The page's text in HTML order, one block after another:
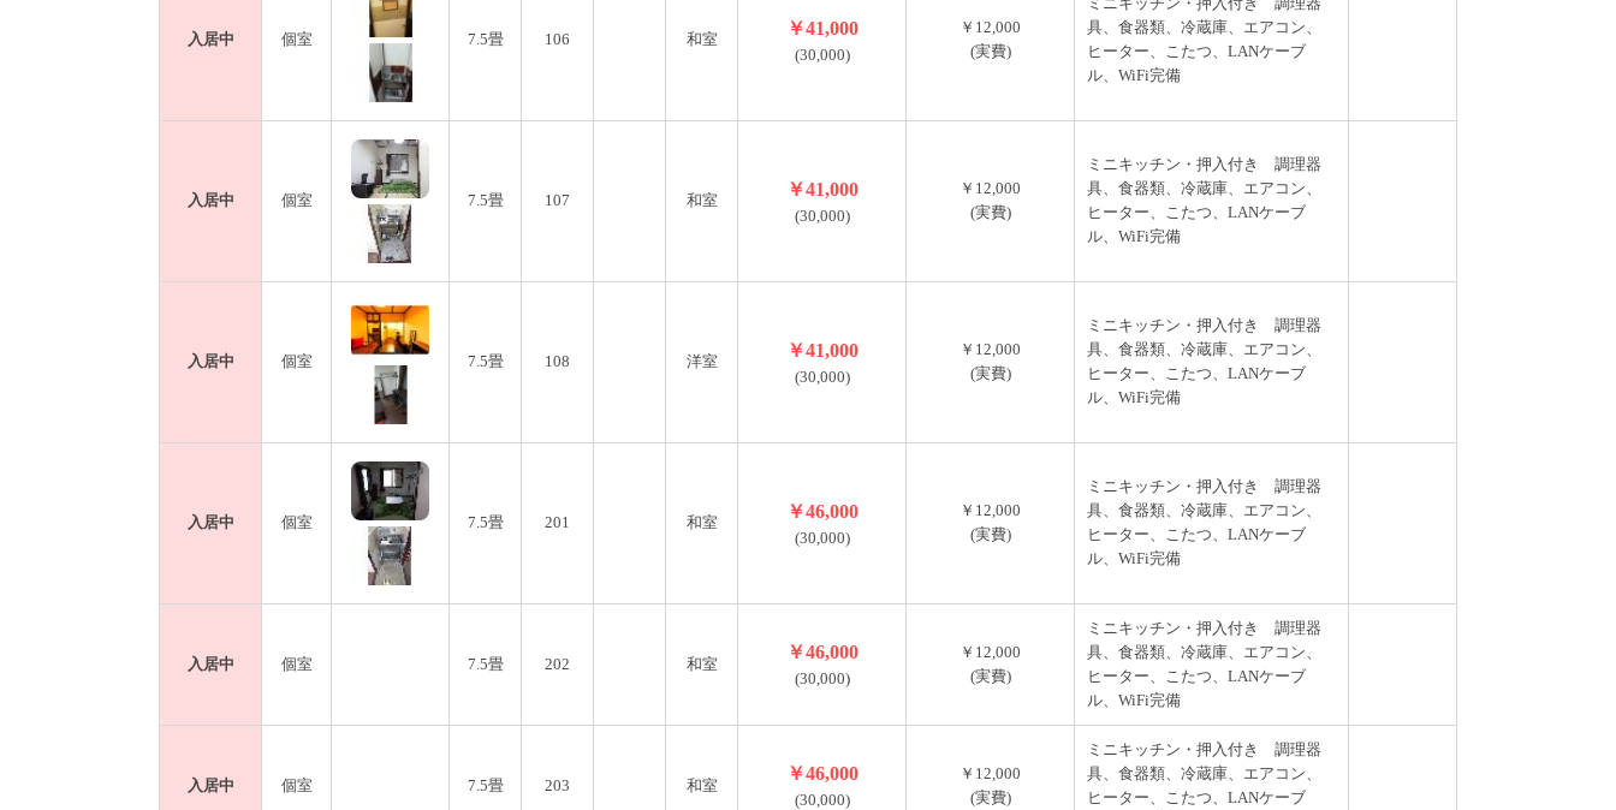
入居中 個室 7.5畳 106 和室
￥41,000
(30,000)
￥12,000
(実費)
具、食器類、冷蔵庫、エアコン、
ヒーター、こたつ、LANケーブ
ル、WiFi完備
入居中 個室 7.5畳 107 和室
￥41,000
(30,000)
￥12,000
(実費)
ミニキッチン・押入付き 調理器
具、食器類、冷蔵庫、エアコン、
ヒーター、こたつ、LANケーブ
ル、WiFi完備
入居中 個室 7.5畳 108 洋室
￥41,000
(30,000)
￥12,000
(実費)
ミニキッチン・押入付き 調理器
具、食器類、冷蔵庫、エアコン、
ヒーター、こたつ、LANケーブ
ル、WiFi完備
入居中 個室 7.5畳 201 和室
￥46,000
(30,000)
￥12,000
(実費)
ミニキッチン・押入付き 調理器
具、食器類、冷蔵庫、エアコン、
ヒーター、こたつ、LANケーブ
ル、WiFi完備
入居中 個室 7.5畳 202 和室
￥46,000
(30,000)
￥12,000
(実費)
ミニキッチン・押入付き 調理器
具、食器類、冷蔵庫、エアコン、
ヒーター、こたつ、LANケーブ
ル、WiFi完備
入居中 個室 7.5畳 203 和室
￥46,000
(30,000)
￥12,000
(実費)
ミニキッチン・押入付き 調理器
具、食器類、冷蔵庫、エアコン、
ヒーター、こたつ、LANケーブ